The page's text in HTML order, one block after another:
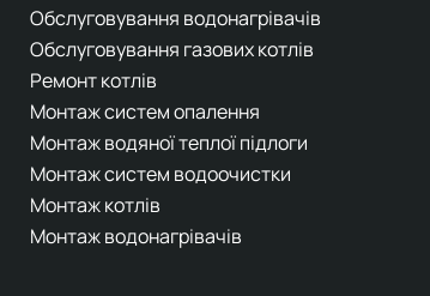
Обслуговування водонагрівачів
Обслуговування газових котлів
Ремонт котлів
Монтаж систем опалення
Монтаж водяної теплої підлоги
Монтаж систем водоочистки
Монтаж котлів
Монтаж водонагрівачів